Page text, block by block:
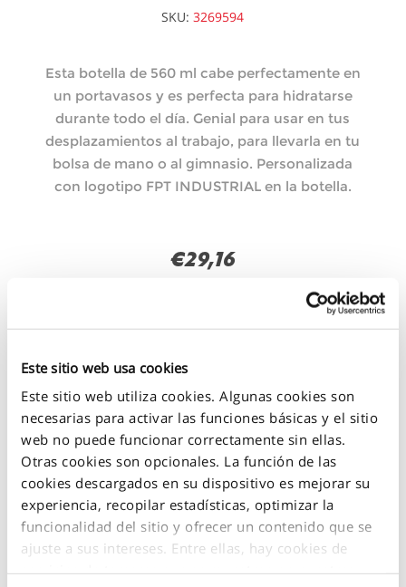
Este sitio web usa cookies
Este sitio web utiliza cookies. Algunas cookies son
necesarias para activar las funciones básicas y el sitio
web no puede funcionar correctamente sin ellas.
Otras cookies son opcionales. La función de las
cookies descargados en su dispositivo es mejorar su
experiencia, recopilar estadísticas, optimizar la
funcionalidad del sitio y ofrecer un contenido que se
ajuste a sus intereses. Entre ellas, hay cookies de
servicios de terceros que se muestran en nuestras
SKU: 3269594
Esta botella de 560 ml cabe perfectamente en
un portavasos y es perfecta para hidratarse
durante todo el día. Genial para usar en tus
desplazamientos al trabajo, para llevarla en tu
bolsa de mano o al gimnasio. Personalizada
con logotipo FPT INDUSTRIAL en la botella.
€29,16
-